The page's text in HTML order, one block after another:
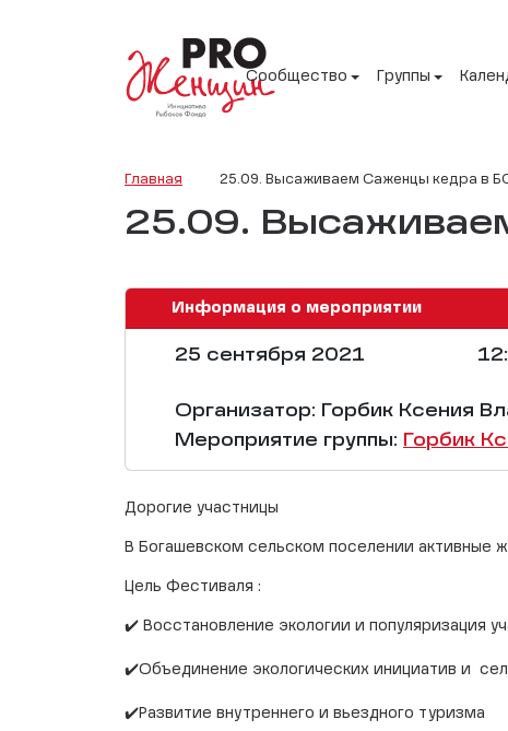
Сообщество Группы
Главная 25.09. Высаживаем Саженцы кедра в
25.09.
Информация о мероприятии
25 сентября 2021
Организатор: Горбик Ксения
Мероприятие группы: Горбик
Дорогие участницы
В Богашевском сельском поселении
Цель Фестиваля :
✔️ Восстановление экологии и популяризация
✔️Объединение экологических инициатив и
✔️Развитие внутреннего и вьездного туризма